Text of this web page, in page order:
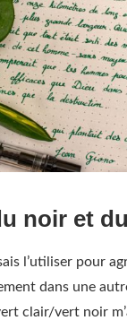
noir et
l’utiliser pour
dans une
clair/vert noir